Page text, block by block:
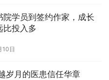
院学员到签约作家，成长
比投入多
10日
岁月的医患信任华章